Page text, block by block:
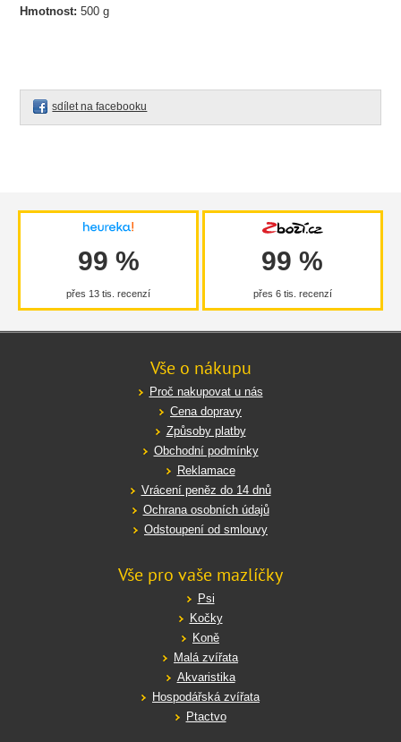
Hmotnost:500 g
sdílet na facebooku
99 %
přes 13 tis. recenzí
99 %
přes 6 tis. recenzí
Vše o nákupu
Proč nakupovat u nás
Cena dopravy
Způsoby platby
Obchodní podmínky
Reklamace
Vrácení peněz do 14 dnů
Ochrana osobních údajů
Odstoupení od smlouvy
Vše pro vaše mazlíčky
Psi
Kočky
Koně
Malá zvířata
Akvaristika
Hospodářská zvířata
Ptactvo